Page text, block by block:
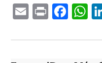
EmailPrint